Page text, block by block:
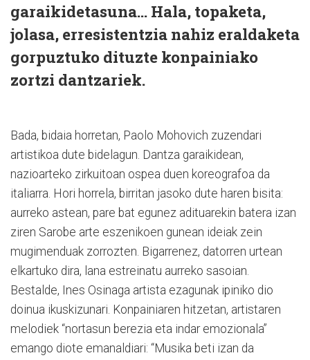
garaikidetasuna… Hala, topaketa,
jolasa, erresistentzia nahiz eraldaketa
gorpuztuko dituzte konpainiako
zortzi dantzariek.
Bada, bidaia horretan, Paolo Mohovich zuzendari
artistikoa dute bidelagun. Dantza garaikidean,
nazioarteko zirkuitoan ospea duen koreografoa da
italiarra. Hori horrela, birritan jasoko dute haren bisita:
aurreko astean, pare bat egunez adituarekin batera izan
ziren Sarobe arte eszenikoen gunean ideiak zein
mugimenduak zorrozten. Bigarrenez, datorren urtean
elkartuko dira, lana estreinatu aurreko sasoian.
Bestalde, Ines Osinaga artista ezagunak ipiniko dio
doinua ikuskizunari. Konpainiaren hitzetan, artistaren
melodiek “nortasun berezia eta indar emozionala”
emango diote emanaldiari: “Musika beti izan da